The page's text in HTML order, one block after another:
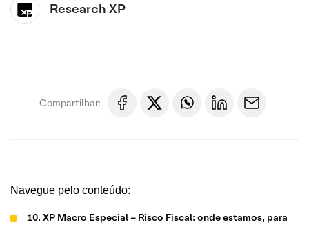
Research XP
Compartilhar:
Navegue pelo conteúdo:
10. XP Macro Especial – Risco Fiscal: onde estamos, para